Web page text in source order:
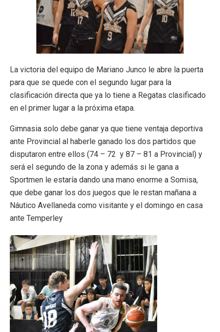
La victoria del equipo de Mariano Junco le abre la puerta
para que se quede con el segundo lugar para la
clasificación directa que ya lo tiene a Regatas clasificado
en el primer lugar a la próxima etapa.
Gimnasia solo debe ganar ya que tiene ventaja deportiva
ante Provincial al haberle ganado los dos partidos que
disputaron entre ellos (74 – 72 y 87 – 81 a Provincial) y
será el segundo de la zona y además si le gana a
Sportmen le estaría dando una mano enorme a Somisa,
que debe ganar los dos juegos que le restan mañana a
Náutico Avellaneda como visitante y el domingo en casa
ante Temperley